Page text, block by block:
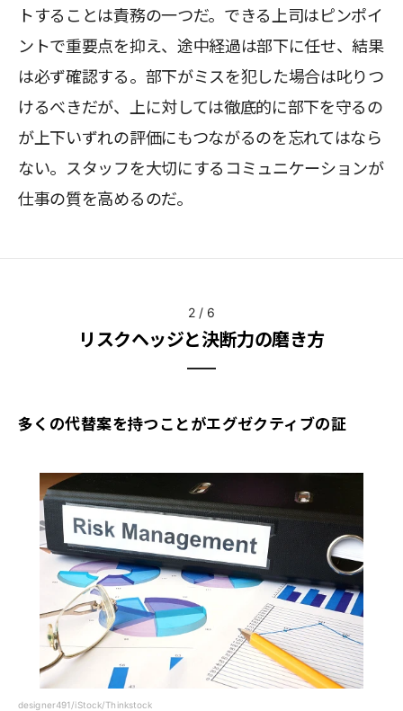
トすることは責務の一つだ。できる上司はピンポイ
ントで重要点を抑え、途中経過は部下に任せ、結果
は必ず確認する。部下がミスを犯した場合は叱りつ
けるべきだが、上に対しては徹底的に部下を守るの
が上下いずれの評価にもつながるのを忘れてはなら
ない。スタッフを大切にするコミュニケーションが
仕事の質を高めるのだ。
2 / 6
リスクヘッジと決断力の磨き方
多くの代替案を持つことがエグゼクティブの証
designer491/iStock/Thinkstock